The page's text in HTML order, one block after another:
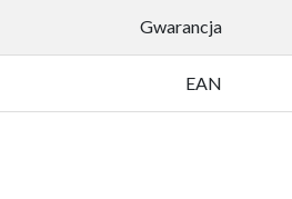
Gwarancja
EAN